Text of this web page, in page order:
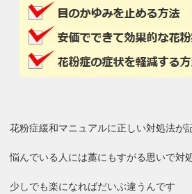
花粉症緩和マニュアルに正しい対処法が
悩んでいる人には藁にもすがる思いで対
少しでも楽になればだいぶ違うんです